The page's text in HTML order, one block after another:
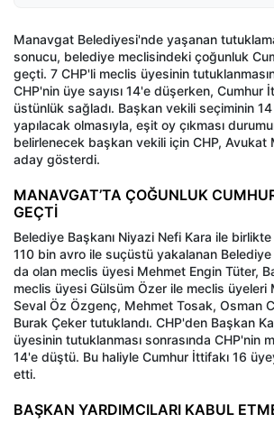
Manavgat Belediyesi'nde yaşanan
sonucu, belediye meclisindeki çoğunluk
geçti. 7 CHP'li meclis üyesinin
CHP'nin üye sayısı 14'e düşerken, Cumhur
üstünlük sağladı. Başkan vekili seçiminin 14
yapılacak olmasıyla, eşit oy çıkması
belirlenecek başkan vekili için CHP, Avukat
aday gösterdi.
MANAVGAT’TA ÇOĞUNLUK
GEÇTİ
Belediye Başkanı Niyazi Nefi Kara ile
110 bin avro ile suçüstü yakalanan Belediye
da olan meclis üyesi Mehmet Engin Tüter,
meclis üyesi Gülsüm Özer ile meclis üyeleri
Seval Öz Özgenç, Mehmet Tosak, Osman
Burak Çeker tutuklandı. CHP'den Başkan
üyesinin tutuklanması sonrasında CHP'nin
14'e düştü. Bu haliyle Cumhur İttifakı 16
etti.
BAŞKAN YARDIMCILARI KABUL